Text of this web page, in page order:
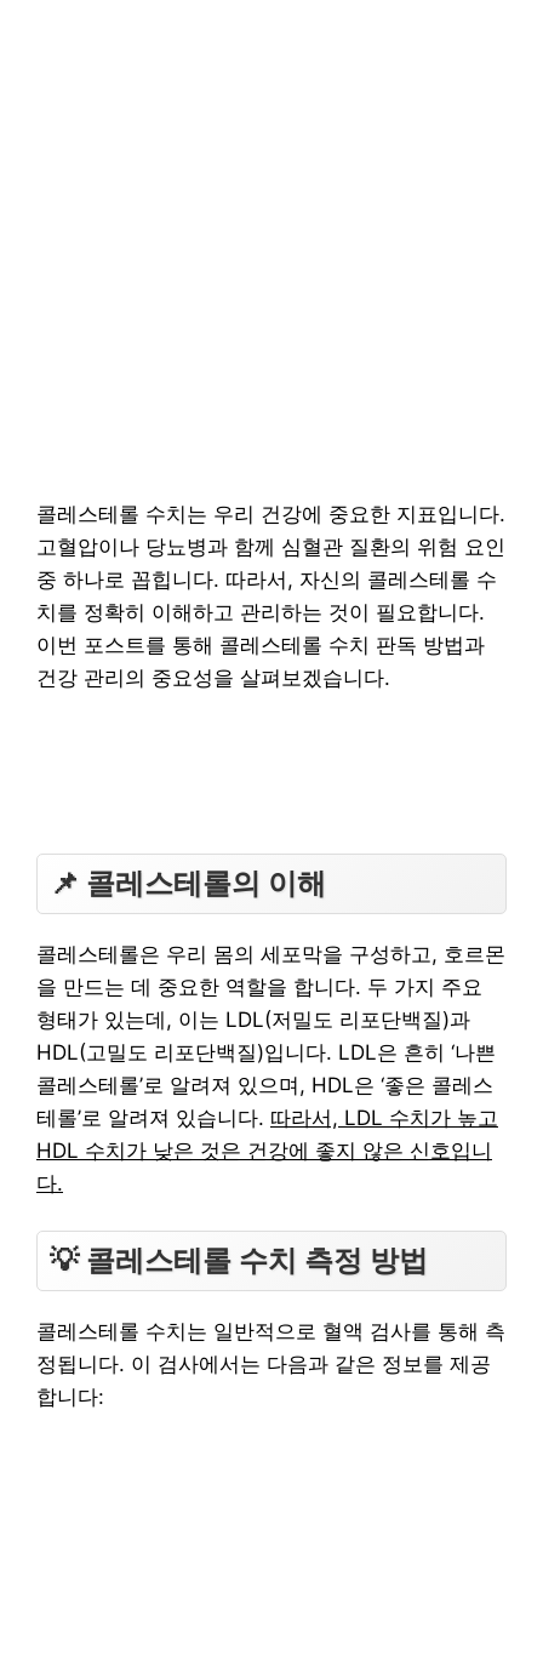
콜레스테롤 수치는 우리 건강에 중요한 지표입니다.
고혈압이나 당뇨병과 함께 심혈관 질환의 위험 요인
중 하나로 꼽힙니다. 따라서, 자신의 콜레스테롤 수
치를 정확히 이해하고 관리하는 것이 필요합니다.
이번 포스트를 통해 콜레스테롤 수치 판독 방법과
건강 관리의 중요성을 살펴보겠습니다.
📌 콜레스테롤의 이해
콜레스테롤은 우리 몸의 세포막을 구성하고, 호르몬
을 만드는 데 중요한 역할을 합니다. 두 가지 주요
형태가 있는데, 이는 LDL(저밀도 리포단백질)과
HDL(고밀도 리포단백질)입니다. LDL은 흔히 ‘나쁜
콜레스테롤’로 알려져 있으며, HDL은 ‘좋은 콜레스
테롤’로 알려져 있습니다. 따라서, LDL 수치가 높고
HDL 수치가 낮은 것은 건강에 좋지 않은 신호입니
다.
💡 콜레스테롤 수치 측정 방법
콜레스테롤 수치는 일반적으로 혈액 검사를 통해 측
정됩니다. 이 검사에서는 다음과 같은 정보를 제공
합니다: